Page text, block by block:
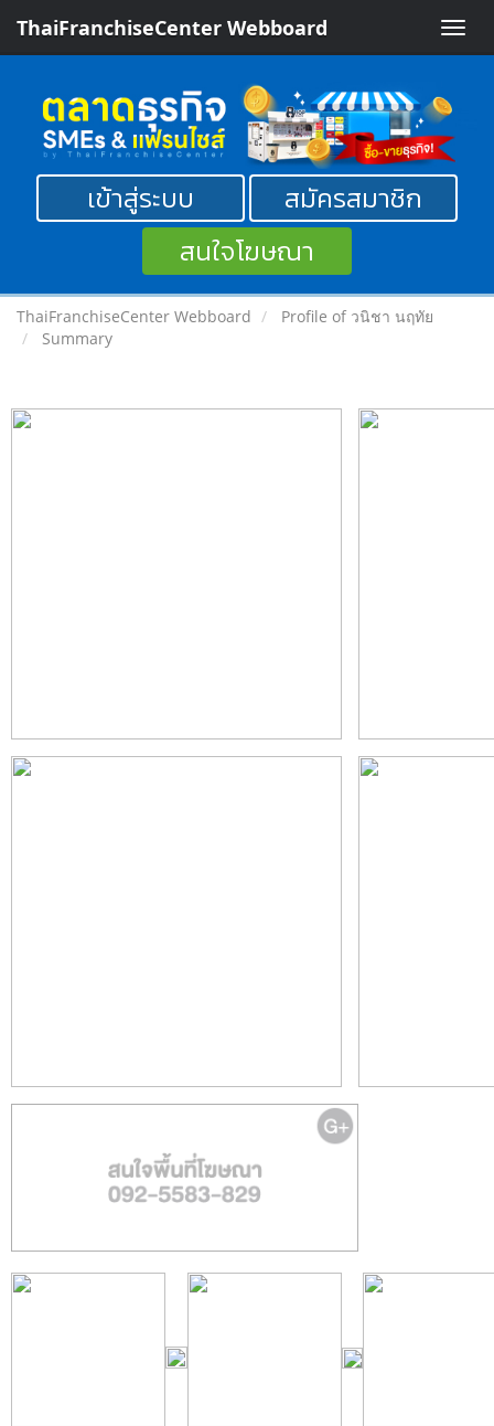
Toggle
ThaiFranchiseCenter Webboard
เข้าสู่ระบบ
สมัครสมาชิก
สนใจโฆษณา
ThaiFranchiseCenter Webboard
Profile of วนิชา นฤทัย
Summary